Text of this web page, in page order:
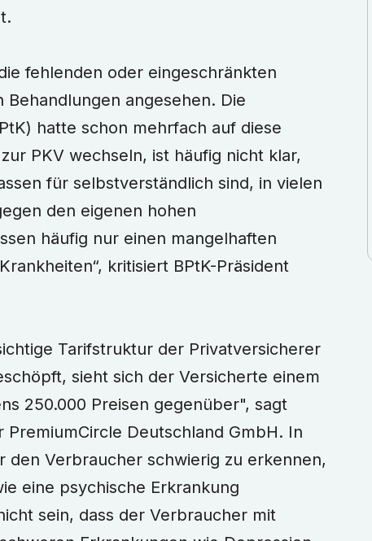
fehlenden oder eingeschränkten
angesehen. Die
hatte schon mehrfach auf diese
PKV wechseln, ist häufig nicht klar,
für selbstverständlich sind, in vielen
den eigenen hohen
häufig nur einen mangelhaften
kritisiert BPtK-Präsident
Tarifstruktur der Privatversicherer
sieht sich der Versicherte einem
250.000 Preisen gegenüber", sagt
Deutschland GmbH. In
den Verbraucher schwierig zu erkennen,
eine psychische Erkrankung
sein, dass der Verbraucher mit